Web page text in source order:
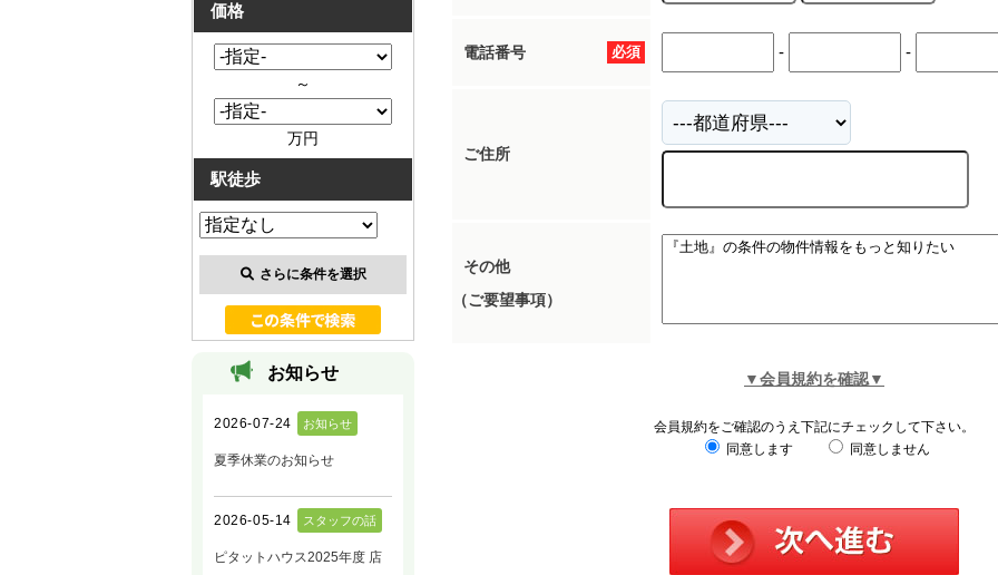
必須
電話番号 - -
ご住所
その他
（ご要望事項）
▼会員規約を確認▼
会員規約をご確認のうえ下記にチェックして下さい。
同意します
同意しません
価格
～
万円
駅徒歩
さらに条件を選択
お知らせ